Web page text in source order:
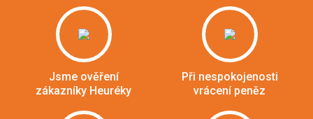
Jsme ověření
zákazníky Heuréky
Při nespokojenosti
vrácení peněz